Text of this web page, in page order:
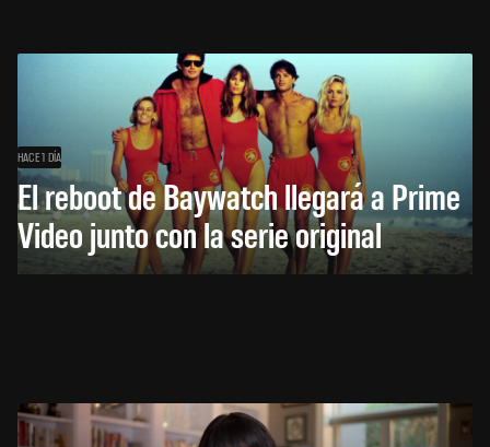
HACE 1 DÍA
El reboot de Baywatch llegará a Prime
Video junto con la serie original